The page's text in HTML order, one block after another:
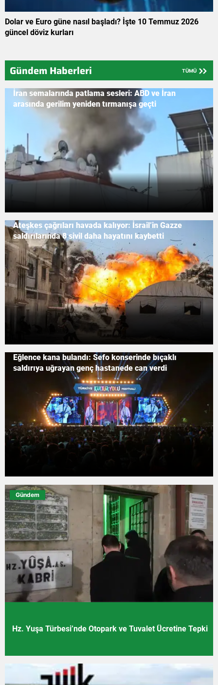
Dolar ve Euro güne nasıl başladı? İşte 10 Temmuz 2026
güncel döviz kurları
Gündem Haberleri TÜMÜ
İran semalarında patlama sesleri: ABD ve İran
arasında gerilim yeniden tırmanışa geçti
Ateşkes çağrıları havada kalıyor: İsrail’in Gazze
saldırılarında 8 sivil daha hayatını kaybetti
Eğlence kana bulandı: Sefo konserinde bıçaklı
saldırıya uğrayan genç hastanede can verdi
Gündem
Hz. Yuşa Türbesi’nde Otopark ve Tuvalet Ücretine Tepki